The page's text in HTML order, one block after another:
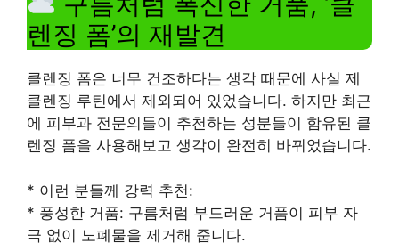
렌징 폼’의 재발견
클렌징 폼은 너무 건조하다는 생각 때문에 사실 제
클렌징 루틴에서 제외되어 있었습니다. 하지만 최근
에 피부과 전문의들이 추천하는 성분들이 함유된 클
렌징 폼을 사용해보고 생각이 완전히 바뀌었습니다.
* 이런 분들께 강력 추천:
* 풍성한 거품: 구름처럼 부드러운 거품이 피부 자
극 없이 노폐물을 제거해 줍니다.